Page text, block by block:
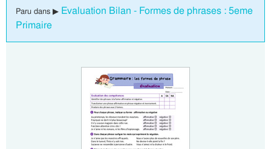
Paru dans ▶ Evaluation Bilan - Formes de phrases : 5eme
Primaire